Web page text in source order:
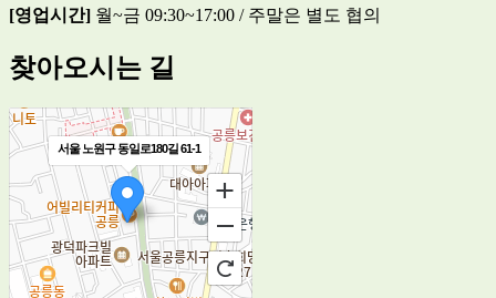
[영업시간] 월~금 09:30~17:00 / 주말은 별도 협의
찾아오시는 길
서울 노원구 동일로180길 61-1